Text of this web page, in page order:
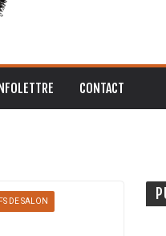
CONTACT
DE SALON